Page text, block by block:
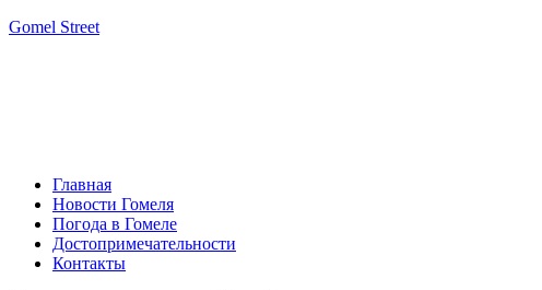
Gomel Street
Главная
Новости Гомеля
Погода в Гомеле
Достопримечательности
Контакты